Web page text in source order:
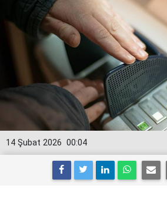
00:04
14 Şubat 2026